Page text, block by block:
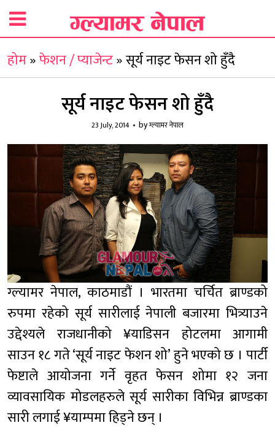
होम»फेशन / प्याजेन्ट»सूर्य नाइट फेसन शो हुँदै
सूर्य नाइट फेसन शो हुँदै
23 July, 2014 byग्ल्यामर नेपाल
ग्ल्यामर नेपाल, काठमाडौं । भारतमा चर्चित ब्राण्डको
रुपमा रहेको सूर्य सारीलाई नेपाली बजारमा भित्र्याउने
उद्देश्यले राजधानीको ¥याडिसन होटलमा आगामी
साउन १८ गते ‘सूर्य नाइट फेशन शो’ हुने भएको छ । पार्टी
फेष्टाले आयोजना गर्ने वृहत फेसन शोमा १२ जना
व्यावसायिक मोडलहरुले सूर्य सारीका विभिन्न ब्राण्डका
सारी लगाई ¥याम्पमा हिड्ने छन् ।